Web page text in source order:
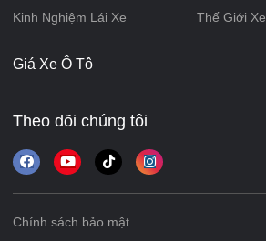
Kinh Nghiệm Lái Xe
Thế Giới Xe
Giá Xe Ô Tô
Theo dõi chúng tôi
Chính sách bảo mật